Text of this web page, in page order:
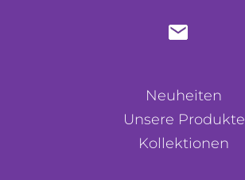
Neuheiten
Unsere Produkte
Kollektionen